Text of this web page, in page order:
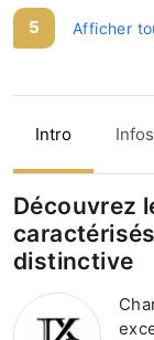
5 Afficher
Intro
Découvrez
distinctive